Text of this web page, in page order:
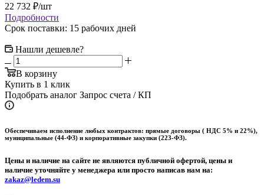
22 732 ₽/шт
Подробности
Срок поставки: 15 рабочих дней
Нашли дешевле?
В корзину
Купить в 1 клик
Подобрать аналог Запрос счета / КП
Обеспечиваем исполнение любых контрактов: прямые договоры ( НДС 5% и 22%),
муниципальные (44-ФЗ) и корпоративные закупки (223-ФЗ).
Цены и наличие на сайте не являются публичной офертой, цены и
наличие уточняйте у менеджера или просто написав нам на:
zakaz@ledem.su